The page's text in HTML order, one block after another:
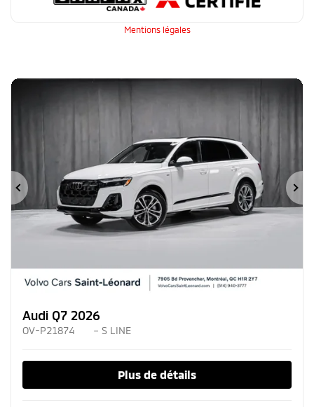
Mentions légales
Précédent
Audi Q7 2026
OV-P21874 – S LINE
Plus de détails